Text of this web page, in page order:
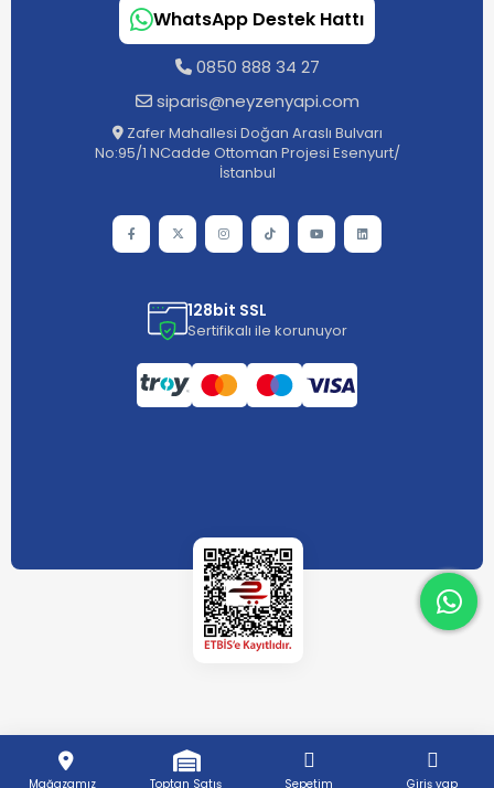
Mağazamız Toptan Satış Sepetim Giriş yap
WhatsApp Destek Hattı
0850 888 34 27
siparis@neyzenyapi.com
Zafer Mahallesi Doğan Araslı Bulvarı
No:95/1 NCadde Ottoman Projesi Esenyurt/
İstanbul
128bit SSL
Sertifikalı ile korunuyor